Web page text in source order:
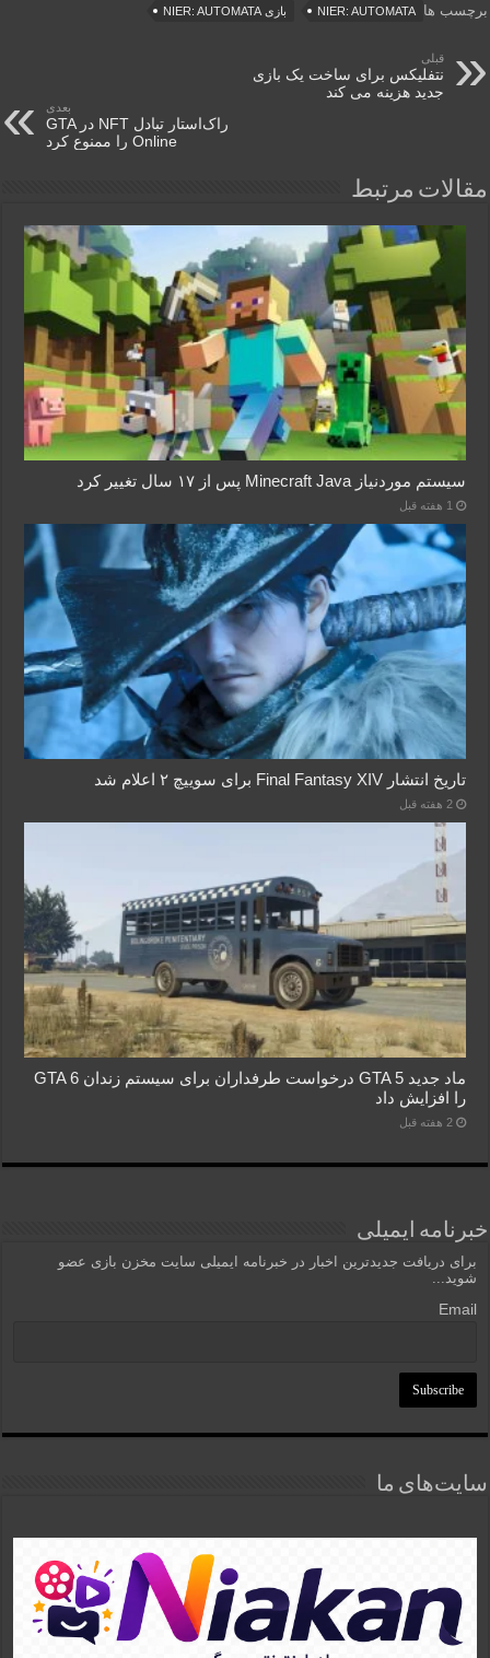
برچسب ها NIER: AUTOMATA بازی NIER: AUTOMATA
قبلی
نتفلیکس برای ساخت یک بازی
جدید هزینه می کند
بعدی
راک‌استار تبادل NFT در GTA
Online را ممنوع کرد
مقالات مرتبط
سیستم موردنیاز Minecraft Java پس از ۱۷ سال تغییر کرد
1 هفته قبل
تاریخ انتشار Final Fantasy XIV برای سوییچ ۲ اعلام شد
2 هفته قبل
ماد جدید GTA 5 درخواست طرفداران برای سیستم زندان GTA 6
را افزایش داد
2 هفته قبل
خبرنامه ایمیلی
برای دریافت جدیدترین اخبار در خبرنامه ایمیلی سایت مخزن بازی عضو
شوید...
Email
سایت‌های ما